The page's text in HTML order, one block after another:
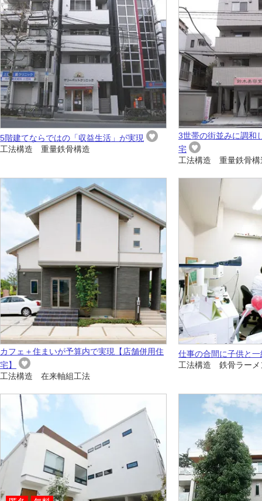
5階建てならではの「収益生活」が実現
工法構造 重量鉄骨構造
3世帯の街並みに調和
宅
工法構造 重量鉄骨構
カフェ＋住まいが予算内で実現【店舗併用住
宅】
工法構造 在来軸組工法
仕事の合間に子供と
工法構造 鉄骨ラーメ